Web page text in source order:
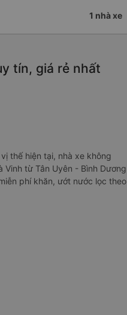
1 nhà xe
tín, giá rẻ nhất
thế hiện tại, nhà xe không
từ Tân Uyên - Bình Dương
phí khăn, ướt nước lọc theo